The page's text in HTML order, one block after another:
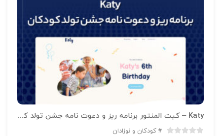
Katy – کیت المنتور برنامه ریز و دعوت نامه جشن تولد کودکان
کودکان و نوزادان